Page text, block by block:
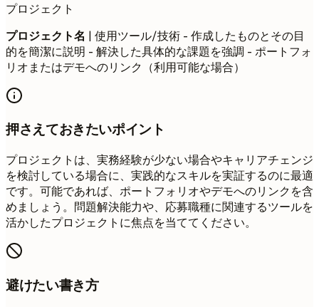
プロジェクト
プロジェクト名 | 使用ツール/技術 - 作成したものとその目
的を簡潔に説明 - 解決した具体的な課題を強調 - ポートフォ
リオまたはデモへのリンク（利用可能な場合）
押さえておきたいポイント
プロジェクトは、実務経験が少ない場合やキャリアチェンジ
を検討している場合に、実践的なスキルを実証するのに最適
です。可能であれば、ポートフォリオやデモへのリンクを含
めましょう。問題解決能力や、応募職種に関連するツールを
活かしたプロジェクトに焦点を当ててください。
避けたい書き方